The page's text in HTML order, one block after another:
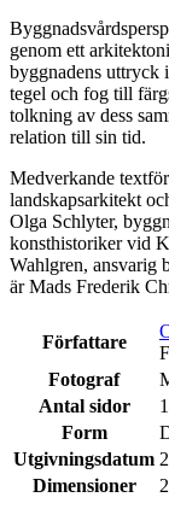
genom ett
byggnadens uttryck
tegel och fog till
tolkning av dess
relation till sin tid.
Medverkande
landskapsarkitekt
Olga Schlyter,
konsthistoriker vid
Wahlgren, ansvarig
är Mads Frederik
Författare
Fotograf
Antal sidor
Form
Utgivningsdatum
Dimensioner